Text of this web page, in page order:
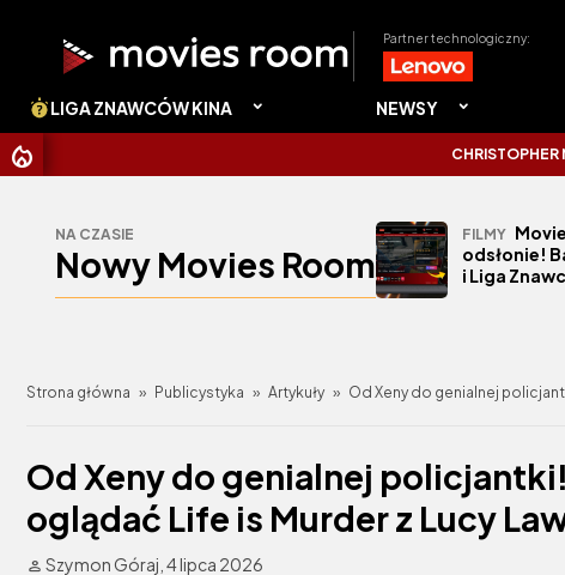
Partner technologiczny:
LIGA ZNAWCÓW KINA NEWSY
CHRISTOPHER NOLAN
NA CZASIE
Nowy Movies Room
FILMY
odsłonie!
i Liga
Strona główna » Publicystyka » Artykuły » Od Xeny do genialnej
Od Xeny do genialnej
oglądać Life is Murder z Lucy
Szymon Góraj, 4 lipca 2026